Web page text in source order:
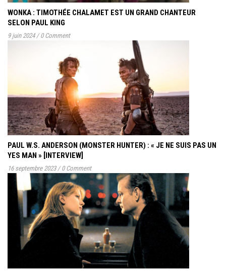
WONKA : TIMOTHÉE CHALAMET EST UN GRAND CHANTEUR
SELON PAUL KING
9 juin 2024 / 0 Comment
PAUL W.S. ANDERSON (MONSTER HUNTER) : « JE NE SUIS PAS UN
YES MAN » [INTERVIEW]
16 septembre 2023 / 0 Comment